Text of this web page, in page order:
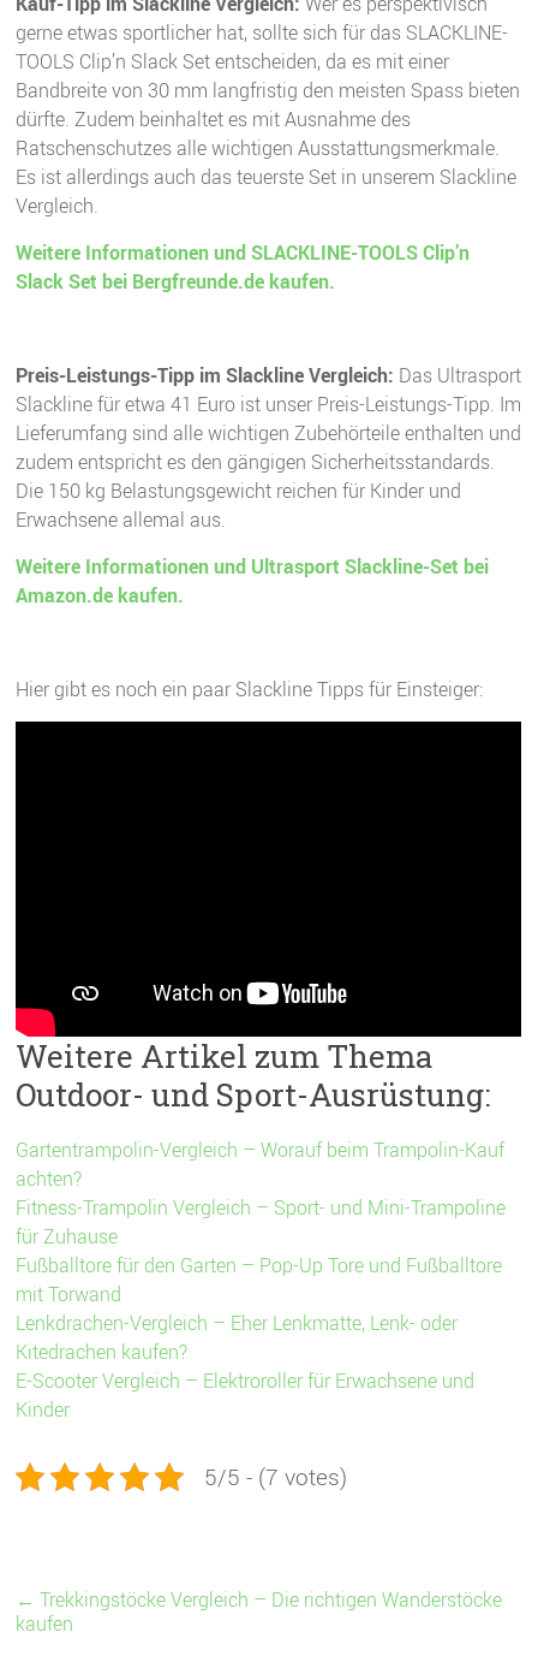
gerne etwas sportlicher hat, sollte sich für das SLACKLINE-
TOOLS Clip’n Slack Set entscheiden, da es mit einer
Bandbreite von 30 mm langfristig den meisten Spass bieten
dürfte. Zudem beinhaltet es mit Ausnahme des
Ratschenschutzes alle wichtigen Ausstattungsmerkmale.
Es ist allerdings auch das teuerste Set in unserem Slackline
Vergleich.
Weitere Informationen undSLACKLINE-TOOLS Clip’n
Slack Set bei Bergfreunde.de kaufen.
Preis-Leistungs-Tipp im Slackline Vergleich: Das Ultrasport
Slackline für etwa 41 Euro ist unser Preis-Leistungs-Tipp. Im
Lieferumfang sind alle wichtigen Zubehörteile enthalten und
zudem entspricht es den gängigen Sicherheitsstandards.
Die 150 kg Belastungsgewicht reichen für Kinder und
Erwachsene allemal aus.
Weitere Informationen und Ultrasport Slackline-Set bei
Amazon.de kaufen.
Hier gibt es noch ein paar Slackline Tipps für Einsteiger:
Weitere Artikel zum Thema
Outdoor- und Sport-Ausrüstung:
Gartentrampolin-Vergleich – Worauf beim Trampolin-Kauf
achten?
Fitness-Trampolin Vergleich – Sport- und Mini-Trampoline
für Zuhause
Fußballtore für den Garten – Pop-Up Tore und Fußballtore
mit Torwand
Lenkdrachen-Vergleich – Eher Lenkmatte, Lenk- oder
Kitedrachen kaufen?
E-Scooter Vergleich – Elektroroller für Erwachsene und
Kinder
5/5 - (7 votes)
← Trekkingstöcke Vergleich – Die richtigen Wanderstöcke
kaufen